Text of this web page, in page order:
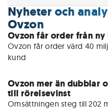
Nyheter och
Ovzon
Ovzon får order från
Ovzon får order värd 40
kund
Ovzon mer än dubblar
till rörelsevinst
Omsättningen steg till 202